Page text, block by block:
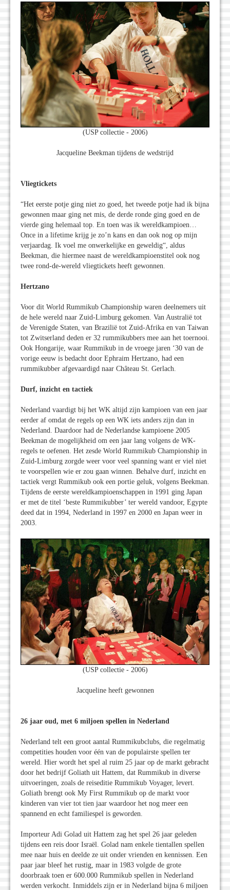
(USP collectie - 2006)
Jacqueline Beekman tijdens de wedstrijd
Vliegtickets
“Het eerste potje ging niet zo goed, het tweede potje had ik bijna
gewonnen maar ging net mis, de derde ronde ging goed en de
vierde ging helemaal top. En toen was ik wereldkampioen…
Once in a lifetime krijg je zo’n kans en dan ook nog op mijn
verjaardag. Ik voel me onwerkelijke en geweldig“, aldus
Beekman, die hiermee naast de wereldkampioenstitel ook nog
twee rond-de-wereld vliegtickets heeft gewonnen.
Hertzano
Voor dit World Rummikub Championship waren deelnemers uit
de hele wereld naar Zuid-Limburg gekomen. Van Australië tot
de Verenigde Staten, van Brazilië tot Zuid-Afrika en van Taiwan
tot Zwitserland deden er 32 rummikubbers mee aan het toernooi.
Ook Hongarije, waar Rummikub in de vroege jaren ‘30 van de
vorige eeuw is bedacht door Ephraim Hertzano, had een
rummikubber afgevaardigd naar Château St. Gerlach.
Durf, inzicht en tactiek
Nederland vaardigt bij het WK altijd zijn kampioen van een jaar
eerder af omdat de regels op een WK iets anders zijn dan in
Nederland. Daardoor had de Nederlandse kampioene 2005
Beekman de mogelijkheid om een jaar lang volgens de WK-
regels te oefenen. Het zesde World Rummikub Championship in
Zuid-Limburg zorgde weer voor veel spanning want er viel niet
te voorspellen wie er zou gaan winnen. Behalve durf, inzicht en
tactiek vergt Rummikub ook een portie geluk, volgens Beekman.
Tijdens de eerste wereldkampioenschappen in 1991 ging Japan
er met de titel ‘beste Rummikubber’ ter wereld vandoor, Egypte
deed dat in 1994, Nederland in 1997 en 2000 en Japan weer in
2003.
(USP collectie - 2006)
Jacqueline heeft gewonnen
26 jaar oud, met 6 miljoen spellen in Nederland
Nederland telt een groot aantal Rummikubclubs, die regelmatig
competities houden voor één van de populairste spellen ter
wereld. Hier wordt het spel al ruim 25 jaar op de markt gebracht
door het bedrijf Goliath uit Hattem, dat Rummikub in diverse
uitvoeringen, zoals de reiseditie Rummikub Voyager, levert.
Goliath brengt ook My First Rummikub op de markt voor
kinderen van vier tot tien jaar waardoor het nog meer een
spannend en echt familiespel is geworden.
Importeur Adi Golad uit Hattem zag het spel 26 jaar geleden
tijdens een reis door Israël. Golad nam enkele tientallen spellen
mee naar huis en deelde ze uit onder vrienden en kennissen. Een
paar jaar bleef het rustig, maar in 1983 volgde de grote
doorbraak toen er 600.000 Rummikub spellen in Nederland
werden verkocht. Inmiddels zijn er in Nederland bijna 6 miljoen